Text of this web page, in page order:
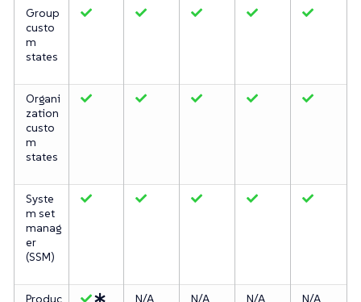
Group
custo
m
states
Organi
zation
custo
m
states
Syste
m set
manag
er
(SSM)
Produc N/A N/A N/A N/A